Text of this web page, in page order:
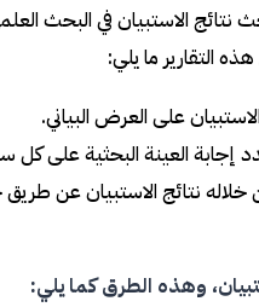
نتائج الاستبيان في البحث
التقارير ما يلي:
على العرض البياني.
إجابة العينة البحثية على
خلاله نتائج الاستبيان عن
وهذه الطرق كما يلي: